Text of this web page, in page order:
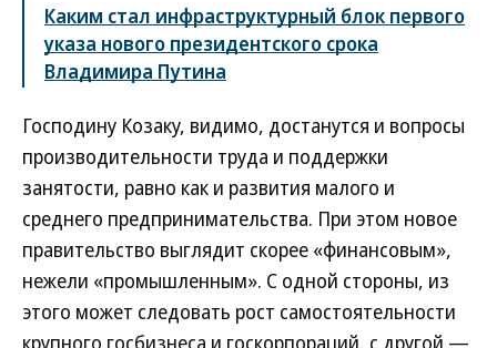
Каким стал инфраструктурный блок первого
указа нового президентского срока
Владимира Путина
Господину Козаку, видимо, достанутся и вопросы
производительности труда и поддержки
занятости, равно как и развития малого и
среднего предпринимательства. При этом новое
правительство выглядит скорее «финансовым»,
нежели «промышленным». С одной стороны, из
этого может следовать рост самостоятельности
крупного госбизнеса и госкорпораций, с другой —